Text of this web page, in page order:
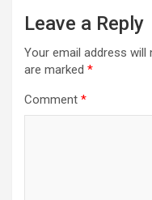
Leave a Reply
Your email address will
are marked *
Comment *